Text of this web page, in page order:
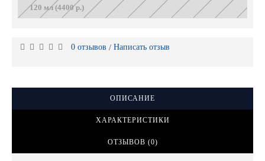
120 мл (4400 р.)
0 отзывов / Написать отзыв
ОПИСАНИЕ
ХАРАКТЕРИСТИКИ
ОТЗЫВОВ (0)